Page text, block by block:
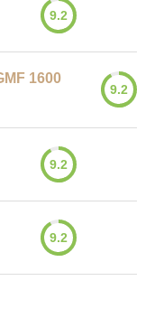
9.2
1600
9.2
9.2
9.2